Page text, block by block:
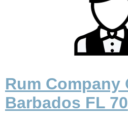
Rum Company
Barbados FL 70